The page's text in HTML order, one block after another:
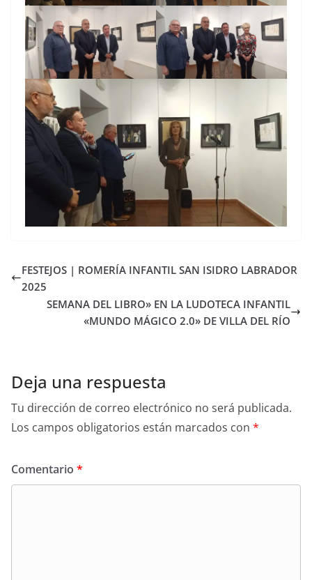
FESTEJOS | ROMERÍA INFANTIL SAN ISIDRO LABRADOR
2025
SEMANA DEL LIBRO» EN LA LUDOTECA INFANTIL
«MUNDO MÁGICO 2.0» DE VILLA DEL RÍO
Deja una respuesta
Tu dirección de correo electrónico no será publicada.
Los campos obligatorios están marcados con *
Comentario *